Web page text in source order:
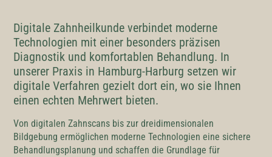
Digitale Zahnheilkunde verbindet moderne
Technologien mit einer besonders präzisen
Diagnostik und komfortablen Behandlung. In
unserer Praxis in Hamburg-Harburg setzen wir
digitale Verfahren gezielt dort ein, wo sie Ihnen
einen echten Mehrwert bieten.
Von digitalen Zahnscans bis zur dreidimensionalen
Bildgebung ermöglichen moderne Technologien eine sichere
Behandlungsplanung und schaffen die Grundlage für